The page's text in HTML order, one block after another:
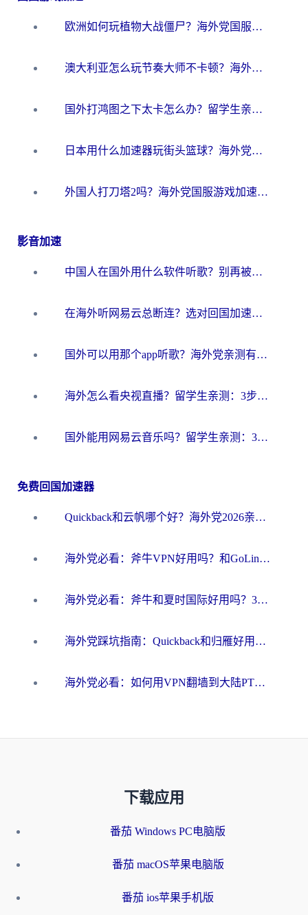
欧洲如何玩植物大战僵尸？海外党国服游戏加速避坑指南（附实测对比）
澳大利亚怎么玩节奏大师不卡顿？海外党国服游戏加速终极指南
国外打鸿图之下太卡怎么办？留学生亲测有效的国服游戏加速方案
日本用什么加速器玩街头篮球？海外党国服游戏不卡顿的终极攻略
外国人打刀塔2吗？海外党国服游戏加速避坑全攻略
影音加速
中国人在国外用什么软件听歌？别再被地域限制卡脖子，这篇教你轻松解锁国内音乐库
在海外听网易云总断连？选对回国加速器，告别地区限制和卡顿
国外可以用那个app听歌？海外党亲测有效的回国加速方案，轻松听国内音乐听书
海外怎么看央视直播？留学生亲测：3步解决版权限制+追剧自由
国外能用网易云音乐吗？留学生亲测：3步解决海外听歌难题
免费回国加速器
Quickback和云帆哪个好？海外党2026亲测指南：选对加速器大陆工具，无缝刷国内剧玩国服
海外党必看：斧牛VPN好用吗？和GoLinkVPN对比哪个回国效果更好？
海外党必看：斧牛和夏时国际好用吗？3步选对回国加速器，无缝刷国内资源
海外党踩坑指南：Quickback和归雁好用吗？选对加速器才能无缝刷国内资源
海外党必看：如何用VPN翻墙到大陆PTT？一篇解决你所有回国加速痛点
下载应用
番茄 Windows PC电脑版
番茄 macOS苹果电脑版
番茄 ios苹果手机版